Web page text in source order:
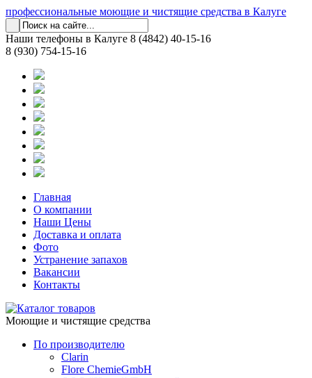
профессиональные моющие и чистящие средства в Калуге
Наши телефоны в Калуге 8 (4842) 40-15-16
8 (930) 754-15-16
Главная
О компании
Наши Цены
Доставка и оплата
Фото
Устранение запахов
Вакансии
Контакты
Моющие и чистящие средства
По производителю
Clarin
Flore ChemieGmbH